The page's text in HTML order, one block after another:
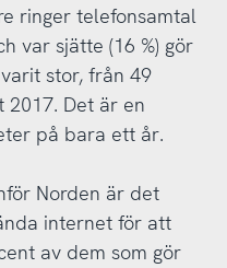
ringer telefonsamtal
var sjätte (16 %) gör
stor, från 49
Det är en
på bara ett år.
Norden är det
internet för att
av dem som gör